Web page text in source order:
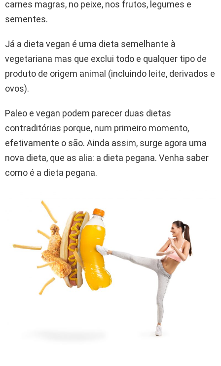
carnes magras, no peixe, nos frutos, legumes e
sementes.
Já a dieta vegan é uma dieta semelhante à
vegetariana mas que exclui todo e qualquer tipo de
produto de origem animal (incluindo leite, derivados e
ovos).
Paleo e vegan podem parecer duas dietas
contraditórias porque, num primeiro momento,
efetivamente o são. Ainda assim, surge agora uma
nova dieta, que as alia: a dieta pegana. Venha saber
como é a dieta pegana.